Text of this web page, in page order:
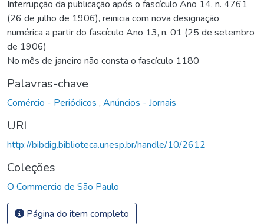
Interrupção da publicação após o fascículo Ano 14, n. 4761
(26 de julho de 1906), reinicia com nova designação
numérica a partir do fascículo Ano 13, n. 01 (25 de setembro
de 1906)
No mês de janeiro não consta o fascículo 1180
Palavras-chave
Comércio - Periódicos , Anúncios - Jornais
URI
http://bibdig.biblioteca.unesp.br/handle/10/2612
Coleções
O Commercio de São Paulo
Página do item completo